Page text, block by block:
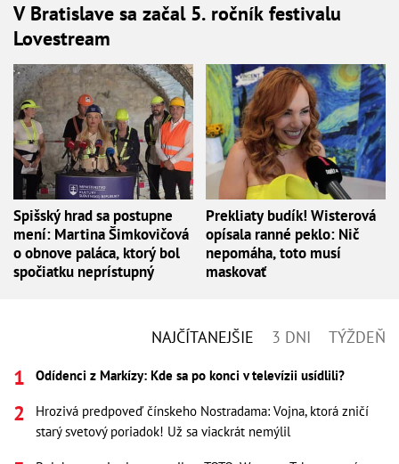
V Bratislave sa začal 5. ročník festivalu
Lovestream
Spišský hrad sa postupne
mení: Martina Šimkovičová
o obnove paláca, ktorý bol
spočiatku neprístupný
Prekliaty budík! Wisterová
opísala ranné peklo: Nič
nepomáha, toto musí
maskovať
NAJČÍTANEJŠIE 3 DNI TÝŽDEŇ
Odídenci z Markízy: Kde sa po konci v televízii usídlili?
Hrozivá predpoveď čínskeho Nostradama: Vojna, ktorá zničí
starý svetový poriadok! Už sa viackrát nemýlil